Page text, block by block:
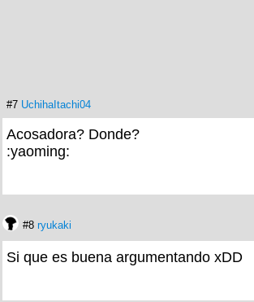
#7 UchihaItachi04
Acosadora? Donde?
:yaoming:
#8 ryukaki
Si que es buena argumentando xDD